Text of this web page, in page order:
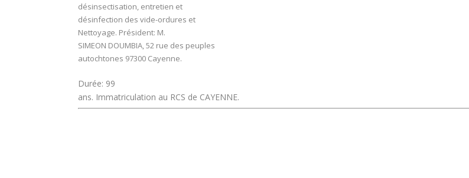
désinsectisation, entretien et
désinfection des vide-ordures et
Nettoyage. Président: M.
SIMEON DOUMBIA, 52 rue des peuples
autochtones 97300 Cayenne.
Durée: 99
ans. Immatriculation au RCS de CAYENNE.